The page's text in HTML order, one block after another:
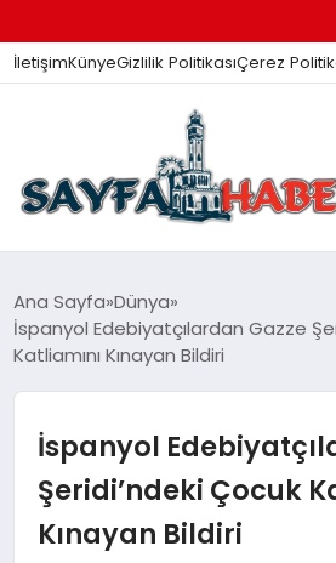
İletişimKünyeGizlilik PolitikasıÇerez
ANA SAYFA
GÜNDEM
İZMIR HABERLERI
Ana Sayfa Dünya
İspanyol Edebiyatçılardan Gazze
Katliamını Kınayan Bildiri
İspanyol
Şeridi’ndeki Çocuk
Kınayan Bildiri